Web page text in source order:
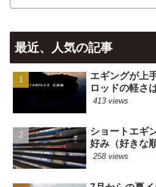
最近、人気の記事
エギングが上
ロッドの軽さ
413 views
ショートエ
好み（好きな
258 views